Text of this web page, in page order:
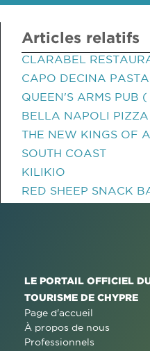
Articles relatifs
CLARABEL
CAPO DECINA
QUEEN'S ARMS PUB
BELLA NAPOLI
THE NEW KINGS OF
SOUTH COAST
KILIKIO
RED SHEEP SNACK
LE PORTAIL OFFICIEL
TOURISME DE CHYPRE
Page d'accueil
À propos de nous
Professionnels